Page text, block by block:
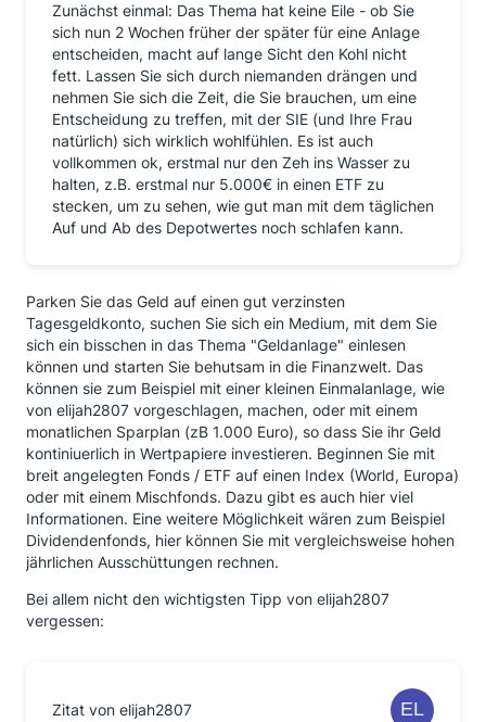
Zunächst einmal: Das Thema hat keine Eile - ob Sie
sich nun 2 Wochen früher der später für eine Anlage
entscheiden, macht auf lange Sicht den Kohl nicht
fett. Lassen Sie sich durch niemanden drängen und
nehmen Sie sich die Zeit, die Sie brauchen, um eine
Entscheidung zu treffen, mit der SIE (und Ihre Frau
natürlich) sich wirklich wohlfühlen. Es ist auch
vollkommen ok, erstmal nur den Zeh ins Wasser zu
halten, z.B. erstmal nur 5.000€ in einen ETF zu
stecken, um zu sehen, wie gut man mit dem täglichen
Auf und Ab des Depotwertes noch schlafen kann.
Parken Sie das Geld auf einen gut verzinsten
Tagesgeldkonto, suchen Sie sich ein Medium, mit dem Sie
sich ein bisschen in das Thema "Geldanlage" einlesen
können und starten Sie behutsam in die Finanzwelt. Das
können sie zum Beispiel mit einer kleinen Einmalanlage, wie
von elijah2807 vorgeschlagen, machen, oder mit einem
monatlichen Sparplan (zB 1.000 Euro), so dass Sie ihr Geld
kontiniuerlich in Wertpapiere investieren. Beginnen Sie mit
breit angelegten Fonds / ETF auf einen Index (World, Europa)
oder mit einem Mischfonds. Dazu gibt es auch hier viel
Informationen. Eine weitere Möglichkeit wären zum Beispiel
Dividendenfonds, hier können Sie mit vergleichsweise hohen
jährlichen Ausschüttungen rechnen.
Bei allem nicht den wichtigsten Tipp von elijah2807
vergessen:
Zitat von elijah2807